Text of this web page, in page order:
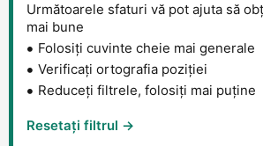
Următoarele sfaturi vă pot ajuta să
mai bune
Folosiți cuvinte cheie mai generale
Verificați ortografia poziției
Reduceți filtrele, folosiți mai puține
Resetați filtrul →